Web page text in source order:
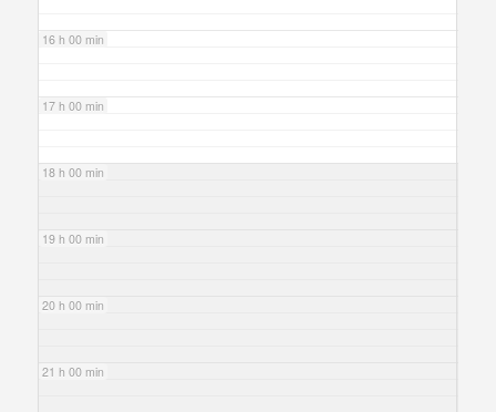
16 h 00 min
17 h 00 min
18 h 00 min
19 h 00 min
20 h 00 min
21 h 00 min